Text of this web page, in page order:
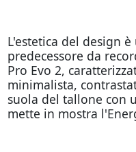
L'estetica del design
predecessore da
Pro Evo 2,
minimalista,
suola del tallone con
mette in mostra